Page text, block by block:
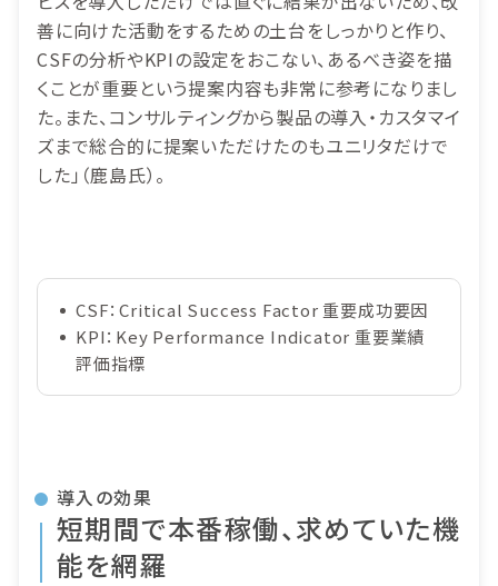
善に向けた活動をするための土台をしっかりと作り、
CSFの分析やKPIの設定をおこない、あるべき姿を描
くことが重要という提案内容も非常に参考になりまし
た。また、コンサルティングから製品の導入・カスタマイ
ズまで総合的に提案いただけたのもユニリタだけで
した」（鹿島氏）。
CSF：Critical Success Factor 重要成功要因
KPI：Key Performance Indicator 重要業績
評価指標
導入の効果
短期間で本番稼働、求めていた機
能を網羅